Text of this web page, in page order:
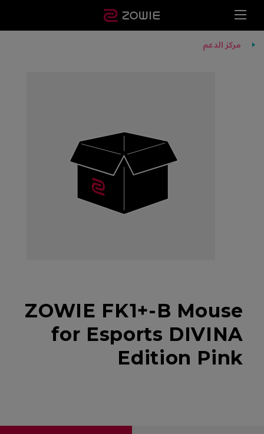
مركز الدعم
ZOWIE FK1+-B Mouse
for Esports DIVINA
Edition Pink